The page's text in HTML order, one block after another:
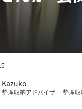
Kazuko
整理収納アドバイザー 整理